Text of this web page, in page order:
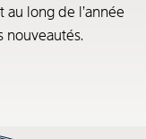
long de l’année
nouveautés.